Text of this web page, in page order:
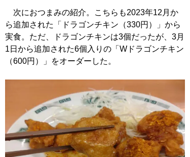
次におつまみの紹介。こちらも2023年12月か
ら追加された「ドラゴンチキン（330円）」から
実食。ただ、ドラゴンチキンは3個だったが、3月
1日から追加された6個入りの「Wドラゴンチキン
（600円）」をオーダーした。